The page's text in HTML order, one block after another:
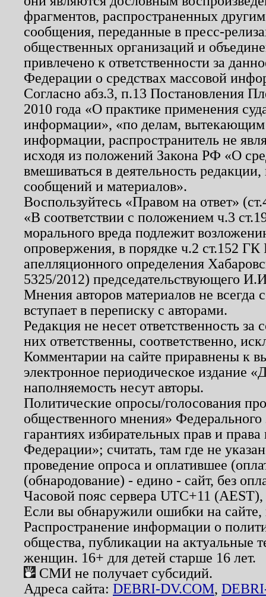
фрагментов, распространенных
сообщения, переданные в пресс-
общественных организаций и
привлечено к ответственности за
Федерации о средствах массовой
Согласно абз.3, п.13 Постановления
2010 года «О практике применения
информации», «по делам, вытекающим
информации, распространитель не
исходя из положений Закона РФ «О
вмешиваться в деятельность
сообщений и материалов».
Воспользуйтесь «Правом на ответ»
«В соответствии с положением ч.3
морального вреда подлежит
опровержения, в порядке ч.2 ст.152
апелляционного определения
5325/2012) председательствующего
Мнения авторов материалов не
вступает в переписку с авторами.
Редакция не несет ответственность
них ответственны, соответственно,
Комментарии на сайте приравнены к
электронное периодическое издание
наполняемость несут авторы.
Политические опросы/голосования
общественного мнения»
гарантиях избирательных прав и
Федерации»; считать, там где не
проведение опроса и оплатившее
(обнародование) - едино - сайт, без
Часовой пояс сервера UTC+11
Если вы обнаружили ошибки на
Распространение информации о
общества, публикации на актуальные
женщин. 16+ для детей старше 16 лет.
СМИ не получает субсидий.
Адреса сайта: DEBRI-DV.COM,